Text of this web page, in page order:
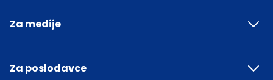
Za medije
Za poslodavce